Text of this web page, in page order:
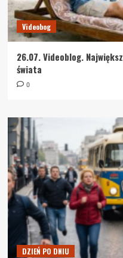
Videobog
26.07. Videoblog.
świata
0
DZIEŃ PO DNIU